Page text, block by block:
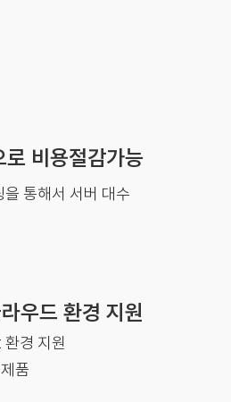
비용절감가능
통해서 서버 대수
우드 환경 지원
경 지원
품